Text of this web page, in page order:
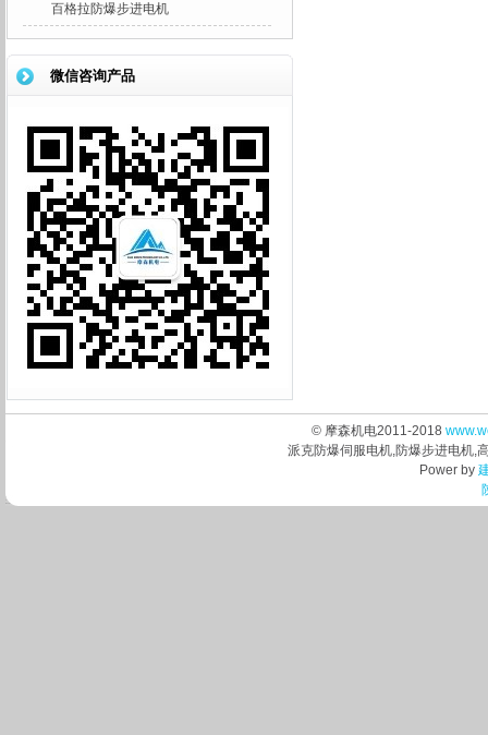
百格拉防爆步进电机
微信咨询产品
© 摩森机电2011-2018
派克防爆伺服电机,防爆步进电机,
Power by